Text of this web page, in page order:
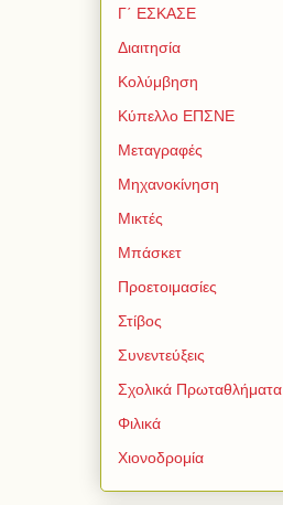
Γ΄ ΕΣΚΑΣΕ
Διαιτησία
Κολύμβηση
Κύπελλο ΕΠΣΝΕ
Μεταγραφές
Μηχανοκίνηση
Μικτές
Μπάσκετ
Προετοιμασίες
Στίβος
Συνεντεύξεις
Σχολικά Πρωταθλήματα
Φιλικά
Χιονοδρομία